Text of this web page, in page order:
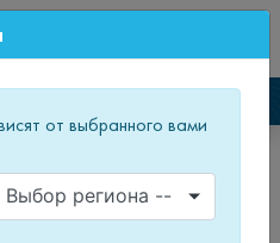
Зеркальные шкафы
от выбранного вами